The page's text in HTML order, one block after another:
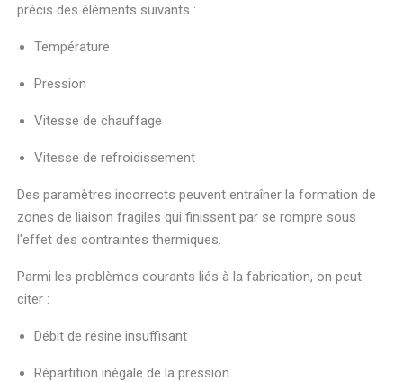
précis des éléments suivants :
Température
Pression
Vitesse de chauffage
Vitesse de refroidissement
Des paramètres incorrects peuvent entraîner la formation de
zones de liaison fragiles qui finissent par se rompre sous
l'effet des contraintes thermiques.
Parmi les problèmes courants liés à la fabrication, on peut
citer :
Débit de résine insuffisant
Répartition inégale de la pression